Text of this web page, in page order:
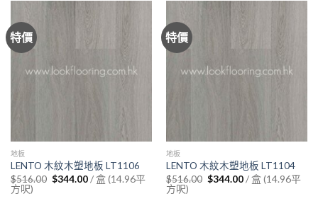
特價
地板
LENTO 木紋木塑地板 LT1106
$516.00 Original
price
$344.00Current
price
/ 盒 (14.96平
方呎)
特價
地板
LENTO 木紋木塑地板 LT1104
$516.00 Original
price
$344.00Current
price
/ 盒 (14.96平
方呎)